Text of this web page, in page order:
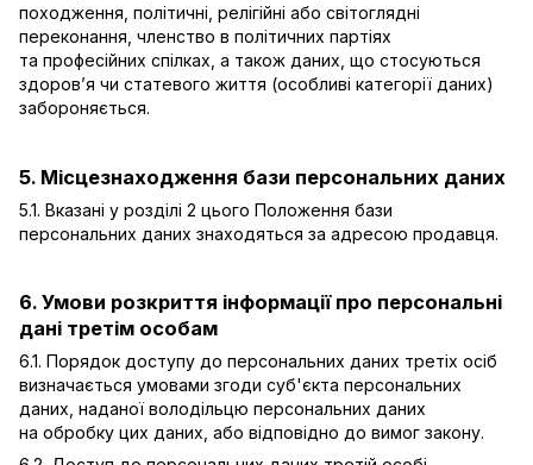
походження, політичні, релігійні або світоглядні
переконання, членство в політичних партіях
та професійних спілках, а також даних, що стосуються
здоров’я чи статевого життя (особливі категорії даних)
забороняється.
5. Місцезнаходження бази персональних даних
5.1. Вказані у розділі 2 цього Положення бази
персональних даних знаходяться за адресою продавця.
6. Умови розкриття інформації про персональні
дані третім особам
6.1. Порядок доступу до персональних даних третіх осіб
визначається умовами згоди суб'єкта персональних
даних, наданої володільцю персональних даних
на обробку цих даних, або відповідно до вимог закону.